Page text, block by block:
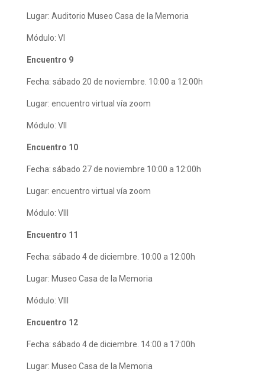
Lugar: Auditorio Museo Casa de la Memoria
Módulo: VI
Encuentro 9
Fecha: sábado 20 de noviembre. 10:00 a 12:00h
Lugar: encuentro virtual vía zoom
Módulo: VII
Encuentro 10
Fecha: sábado 27 de noviembre 10:00 a 12:00h
Lugar: encuentro virtual vía zoom
Módulo: VIII
Encuentro 11
Fecha: sábado 4 de diciembre. 10:00 a 12:00h
Lugar: Museo Casa de la Memoria
Módulo: VIII
Encuentro 12
Fecha: sábado 4 de diciembre. 14:00 a 17:00h
Lugar: Museo Casa de la Memoria